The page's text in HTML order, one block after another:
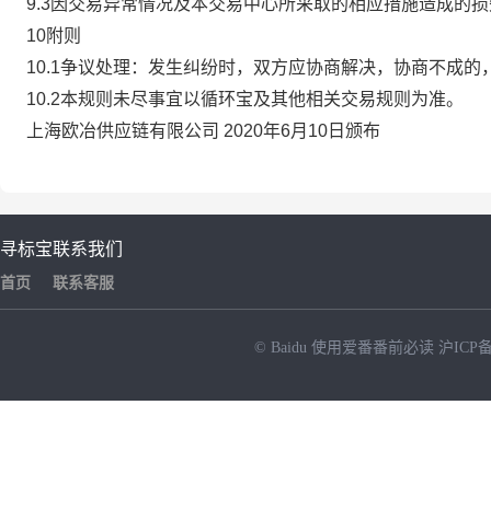
9.3因交易异常情况及本交易中心所采取的相应措施造成的
10附则
10.1争议处理：发生纠纷时，双方应协商解决，协商不成
10.2本规则未尽事宜以循环宝及其他相关交易规则为准。
上海欧冶供应链有限公司 2020年6月10日颁布
寻标宝
首页
联系我们
联系客服
© Baidu 使用爱番番前必读 沪ICP